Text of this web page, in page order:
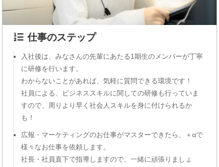
仕事のステップ
入社後は、みなさんの先輩にあたる1期生のメンバーが丁寧
に研修を行います。
わからないことがあれば、気軽に質問できる環境です！
社員による、ビジネススキルに関しての研修も行っていま
すので、周りより早く社会人スキルを身に付けられるか
も！
広報・マーケティングのお仕事がマスターできたら、＋αで
様々なお仕事を依頼します。
社長・社員直下で指導しますので、一緒に頑張りましょ